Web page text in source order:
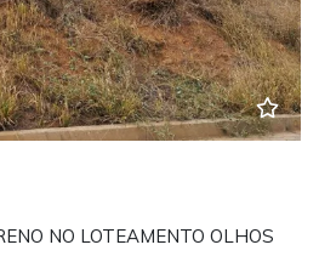
NO LOTEAMENTO OLHOS